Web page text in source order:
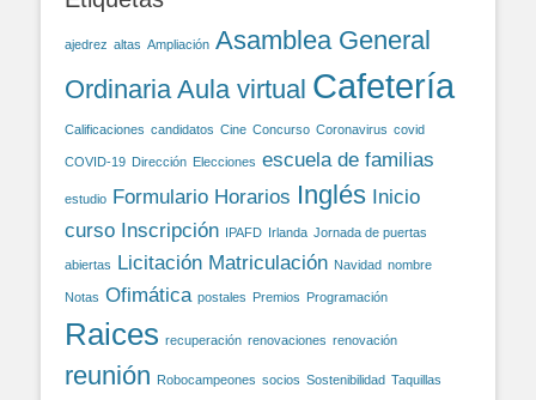
ajedrez altas Ampliación Asamblea General
Ordinaria Aula virtual Cafetería
Calificaciones candidatos Cine Concurso Coronavirus covid
COVID-19 Dirección Elecciones escuela de familias
estudio Formulario Horarios Inglés Inicio
curso Inscripción IPAFD Irlanda Jornada de puertas
abiertas Licitación Matriculación Navidad nombre
Notas Ofimática postales Premios Programación
Raices recuperación renovaciones renovación
reunión Robocampeones socios Sostenibilidad Taquillas